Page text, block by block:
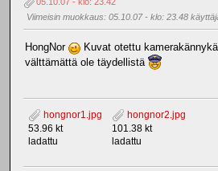
Viimeisin muokkaus: 05.10.07 - klo: 23.48
HongNor
Kuvat otettu
välttämättä ole täydellistä
hongnor1.jpg
53.96 kt
ladattu
hongnor2.jpg
101.38 kt
ladattu